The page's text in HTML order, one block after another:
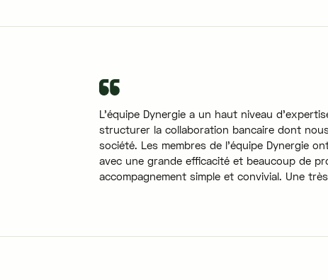
L'équipe Dynergie a un haut niveau
structurer la collaboration bancaire dont
société. Les membres de l'équipe Dynergie
avec une grande efficacité et beaucoup de
accompagnement simple et convivial. Une